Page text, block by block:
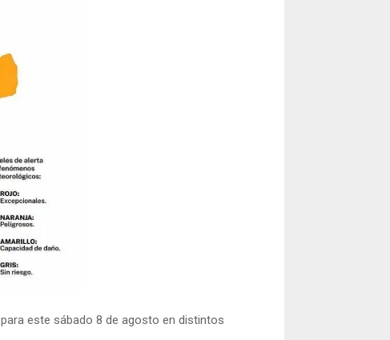
para este sábado 8 de agosto en distintos